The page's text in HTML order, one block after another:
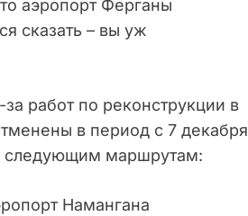
аэропорт Ферганы
сказать – вы уж
работ по реконструкции в
в период с 7 декабря
следующим маршрутам:
Намангана